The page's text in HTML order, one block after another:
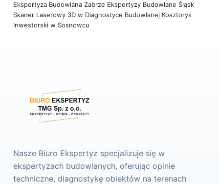
Ekspertyza Budowlana Zabrze Ekspertyzy Budowlane Śląsk
Skaner Laserowy 3D w Diagnostyce Budowlanej Kosztorys
Inwestorski w Sosnowcu
Nasze Biuro Ekspertyz specjalizuje się w
ekspertyzach budowlanych, oferując opinie
techniczne, diagnostykę obiektów na terenach